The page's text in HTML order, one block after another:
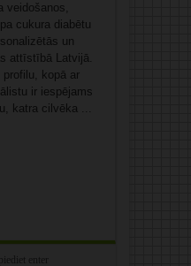
veidošanos,
cukura diabētu
un
attīstībā Latvijā.
profilu, kopā ar
ir iespējams
katra cilvēka ...